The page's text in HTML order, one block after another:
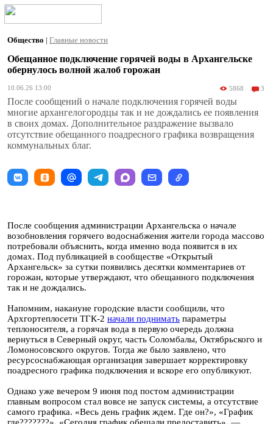
Общество | Главные новости
Обещанное подключение горячей воды в Архангельске
обернулось волной жалоб горожан
10.06.26 13:00 5868 3
После сообщений о начале подключения горячей воды
многие архангелогородцы так и не дождались ее появления
в своих домах. Дополнительное раздражение вызвало
отсутствие обещанного поадресного графика возвращения
коммунальных благ.
После сообщения администрации Архангельска о начале
возобновления горячего водоснабжения жители города массово
потребовали объяснить, когда именно вода появится в их
домах. Под публикацией в сообществе «Открытый
Архангельск» за сутки появились десятки комментариев от
горожан, которые утверждают, что обещанного подключения
так и не дождались.
Напомним, накануне городские власти сообщили, что
Архгортеплосети ТГК-2 начали поднимать параметры
теплоносителя, а горячая вода в первую очередь должна
вернуться в Северный округ, часть Соломбалы, Октябрьского и
Ломоносовского округов. Тогда же было заявлено, что
ресурсоснабжающая организация завершает корректировку
поадресного графика подключения и вскоре его опубликуют.
Однако уже вечером 9 июня под постом администрации
главным вопросом стал вовсе не запуск системы, а отсутствие
самого графика. «Весь день график ждем. Где он?», «График